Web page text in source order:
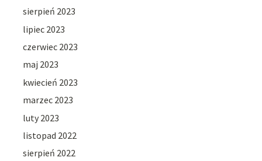
sierpień 2023
lipiec 2023
czerwiec 2023
maj 2023
kwiecień 2023
marzec 2023
luty 2023
listopad 2022
sierpień 2022